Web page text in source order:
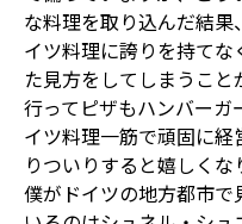
な料理を取り込んだ結
イツ料理に誇りを持てな
た見方をしてしまうこ
行ってピザもハンバーガ
イツ料理一筋で頑固に
りついりすると嬉しくな
僕がドイツの地方都市で